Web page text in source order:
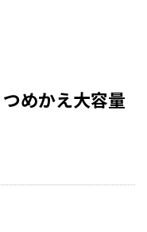
めかえ大容量